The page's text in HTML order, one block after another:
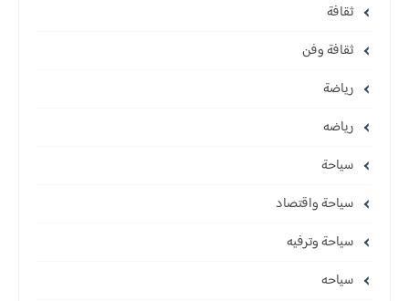
ثقافة
ثقافة وفن
رياضة
رياضه
سياحة
سياحة واقتصاد
سياحة وترفيه
سياحه